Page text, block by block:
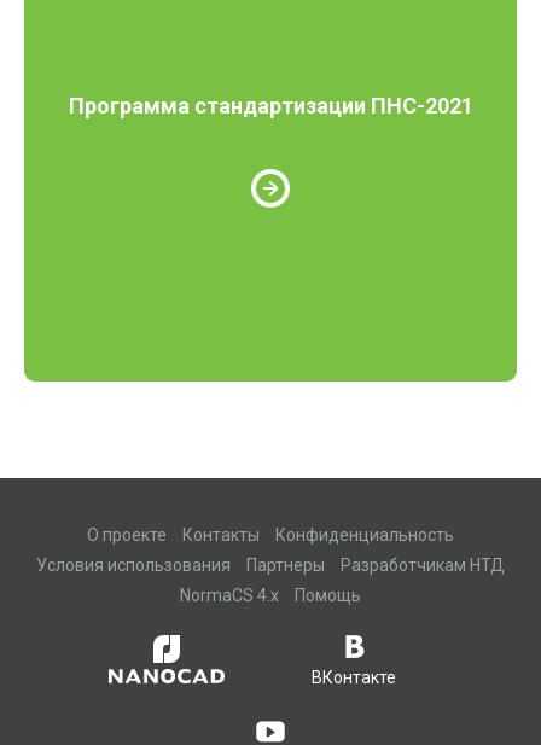
Программа стандартизации ПНС-2021
О проекте Контакты
Конфиденциальность
Условия использования
Партнеры
Разработчикам НТД
NormaCS 4.x
Помощь
ВКонтакте